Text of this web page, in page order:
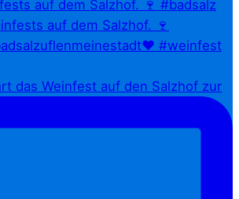
auf dem Salzhof. 🍷 #badsalz
das Weinfest auf den Salzhof zur